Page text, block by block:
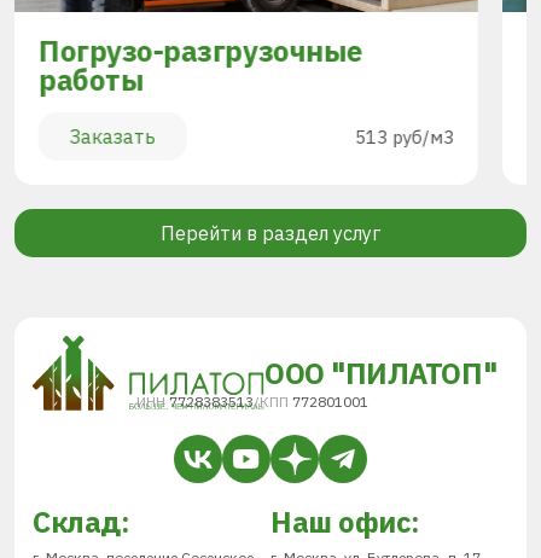
Погрузо-разгрузочные
работы
Заказать 513 руб/м3
Перейти в раздел услуг
ООО "ПИЛАТОП"
ИНН 7728383513/КПП 772801001
Склад: Наш офис: